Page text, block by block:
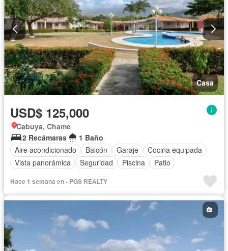
Casa
USD$ 125,000
Cabuya, Chame
2 Recámaras
1 Baño
Aire acondicionado
Balcón Garaje
Cocina equipada
Vista panorámica
Seguridad Piscina Patio
Hace 1 semana en - PGS REALTY